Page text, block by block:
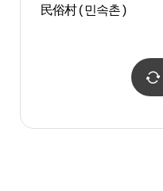
民俗村 ( 민속촌 )